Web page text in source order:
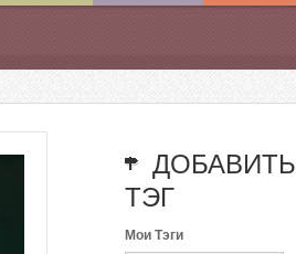
ДОБАВИТЬ
ТЭГ
Мои Тэги